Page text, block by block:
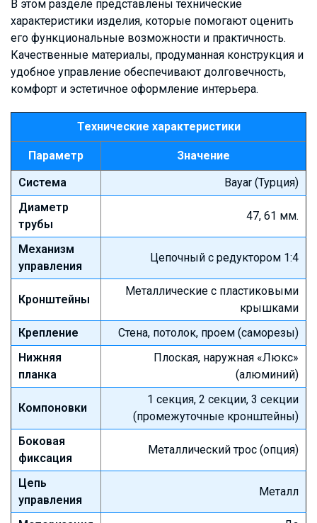
В этом разделе представлены технические
характеристики изделия, которые помогают оценить
его функциональные возможности и практичность.
Качественные материалы, продуманная конструкция и
удобное управление обеспечивают долговечность,
комфорт и эстетичное оформление интерьера.
Технические характеристики
Параметр
Значение
Система
Bayar (Турция)
Диаметр
трубы
47, 61 мм.
Механизм
управления
Цепочный с редуктором 1:4
Кронштейны
Металлические с пластиковыми
крышками
Крепление
Стена, потолок, проем (саморезы)
Нижняя
планка
Плоская, наружная «Люкс»
(алюминий)
Компоновки
1 секция, 2 секции, 3 секции
(промежуточные кронштейны)
Боковая
фиксация
Металлический трос (опция)
Цепь
управления
Металл